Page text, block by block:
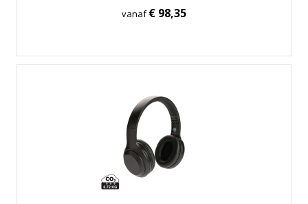
vanaf€ 98,35